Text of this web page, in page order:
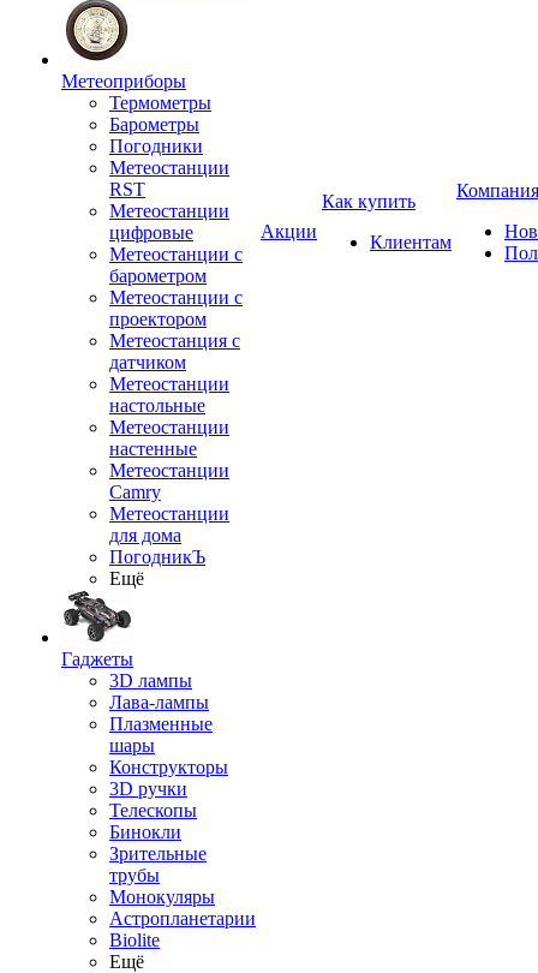
Метеоприборы
Термометры
Барометры
Погодники
Метеостанции
RST
Метеостанции
цифровые
Метеостанции с
барометром
Метеостанции с
проектором
Метеостанция с
датчиком
Метеостанции
настольные
Метеостанции
настенные
Метеостанции
Camry
Метеостанции
для дома
ПогодникЪ
Ещё
Гаджеты
3D лампы
Лава-лампы
Плазменные
шары
Конструкторы
3D ручки
Телескопы
Бинокли
Зрительные
трубы
Монокуляры
Астропланетарии
Biolite
Ещё
Акции
Как купить
Клиентам
Компания